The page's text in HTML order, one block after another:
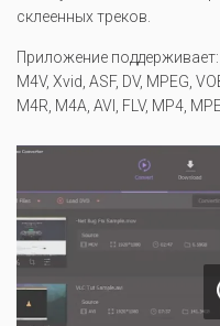
склеенных треков.
Приложение поддерживает:
M4V, Xvid, ASF, DV, MPEG,
M4R, M4A, AVI, FLV, MP4,